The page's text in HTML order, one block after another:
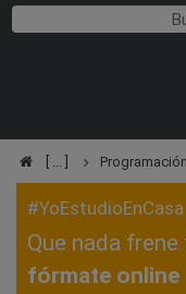
Programación
#YoEstudioEnCasa
Que nada
fórmate online